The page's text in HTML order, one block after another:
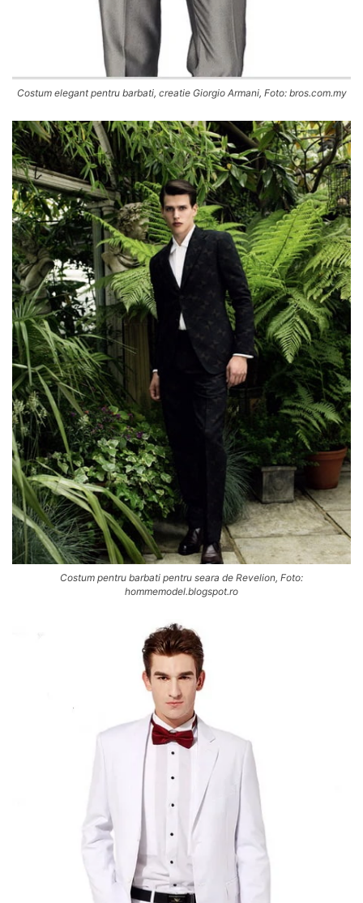
Costum elegant pentru barbati, creatie Giorgio Armani, Foto: bros.com.my
Costum pentru barbati pentru seara de Revelion, Foto:
hommemodel.blogspot.ro